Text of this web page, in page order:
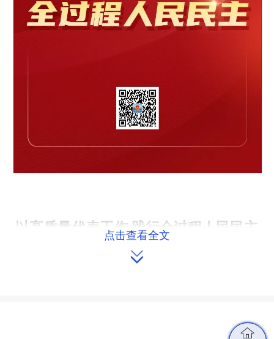
以高质量代表工作 践行全过程人民民主
省人大常委会联工委
点击查看全文
